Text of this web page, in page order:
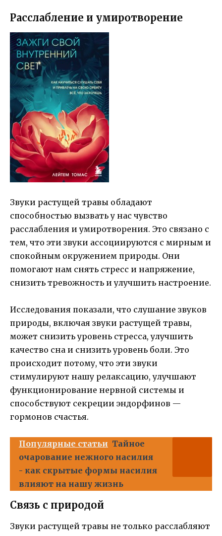
Расслабление и умиротворение
Звуки растущей травы обладают
способностью вызвать у нас чувство
расслабления и умиротворения. Это связано с
тем, что эти звуки ассоциируются с мирным и
спокойным окружением природы. Они
помогают нам снять стресс и напряжение,
снизить тревожность и улучшить настроение.
Исследования показали, что слушание звуков
природы, включая звуки растущей травы,
может снизить уровень стресса, улучшить
качество сна и снизить уровень боли. Это
происходит потому, что эти звуки
стимулируют нашу релаксацию, улучшают
функционирование нервной системы и
способствуют секреции эндорфинов —
гормонов счастья.
Популярные статьи Тайное
очарование нежного насилия
- как скрытые формы насилия
влияют на нашу жизнь
Связь с природой
Звуки растущей травы не только расслабляют